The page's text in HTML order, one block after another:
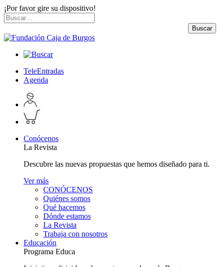
¡Por favor gire su dispositivo!
Skip
to
content
Buscar
por:
Buscar
TeleEntradas
Agenda
Acceder
a
perfil
personal
Inspeccionar
carrito
Conócenos
La Revista
Descubre las nuevas propuestas que hemos diseñado para ti.
Ver más
CONÓCENOS
Quiénes somos
Qué hacemos
Dónde estamos
La Revista
Trabaja con nosotros
Educación
Programa Educa